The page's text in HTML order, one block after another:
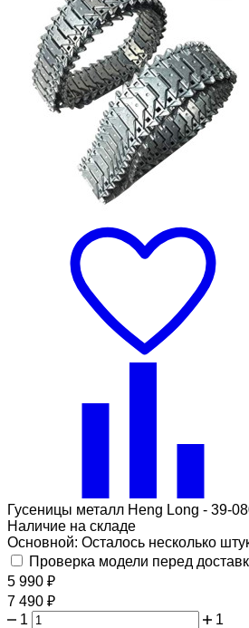
Гусеницы металл Heng Long - 39-
Наличие на складе
Основной: Осталось несколько
Проверка модели перед
5 990 ₽
7 490 ₽
1
1